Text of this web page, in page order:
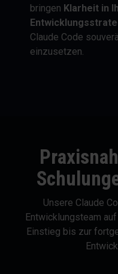
bringen Klarheit in
Claude Code
einzusetzen.
Unsere Claude
Entwicklungsteam
Einstieg bis zur